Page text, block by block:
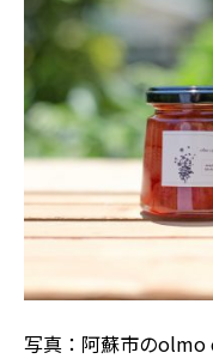
写真：阿蘇市のolmo